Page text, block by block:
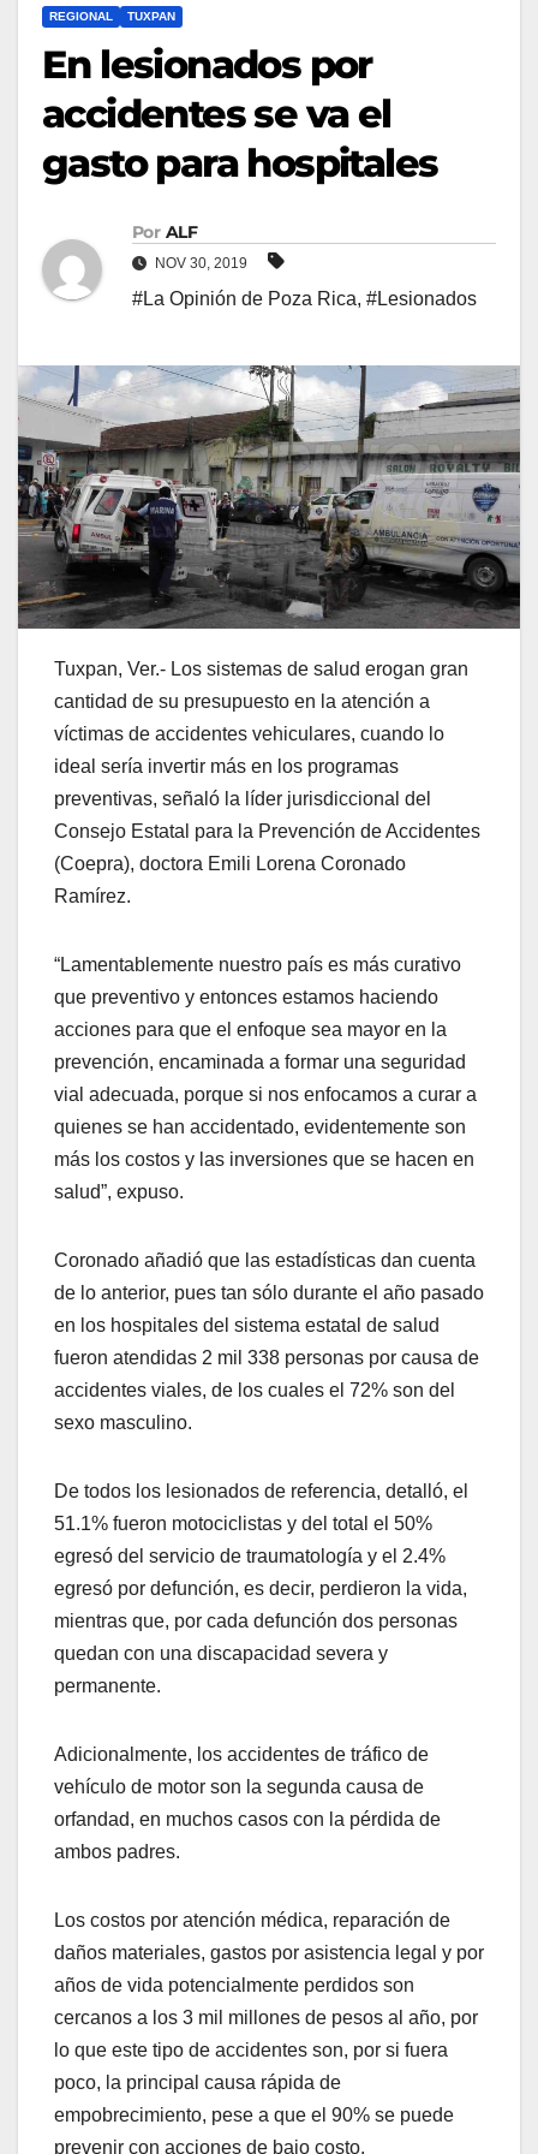
REGIONAL TUXPAN
En lesionados por
accidentes se va el
gasto para hospitales
Por ALF
NOV 30, 2019
#La Opinión de Poza Rica, #Lesionados
Tuxpan, Ver.- Los sistemas de salud erogan gran
cantidad de su presupuesto en la atención a
víctimas de accidentes vehiculares, cuando lo
ideal sería invertir más en los programas
preventivas, señaló la líder jurisdiccional del
Consejo Estatal para la Prevención de Accidentes
(Coepra), doctora Emili Lorena Coronado
Ramírez.
“Lamentablemente nuestro país es más curativo
que preventivo y entonces estamos haciendo
acciones para que el enfoque sea mayor en la
prevención, encaminada a formar una seguridad
vial adecuada, porque si nos enfocamos a curar a
quienes se han accidentado, evidentemente son
más los costos y las inversiones que se hacen en
salud”, expuso.
Coronado añadió que las estadísticas dan cuenta
de lo anterior, pues tan sólo durante el año pasado
en los hospitales del sistema estatal de salud
fueron atendidas 2 mil 338 personas por causa de
accidentes viales, de los cuales el 72% son del
sexo masculino.
De todos los lesionados de referencia, detalló, el
51.1% fueron motociclistas y del total el 50%
egresó del servicio de traumatología y el 2.4%
egresó por defunción, es decir, perdieron la vida,
mientras que, por cada defunción dos personas
quedan con una discapacidad severa y
permanente.
Adicionalmente, los accidentes de tráfico de
vehículo de motor son la segunda causa de
orfandad, en muchos casos con la pérdida de
ambos padres.
Los costos por atención médica, reparación de
daños materiales, gastos por asistencia legal y por
años de vida potencialmente perdidos son
cercanos a los 3 mil millones de pesos al año, por
lo que este tipo de accidentes son, por si fuera
poco, la principal causa rápida de
empobrecimiento, pese a que el 90% se puede
prevenir con acciones de bajo costo.